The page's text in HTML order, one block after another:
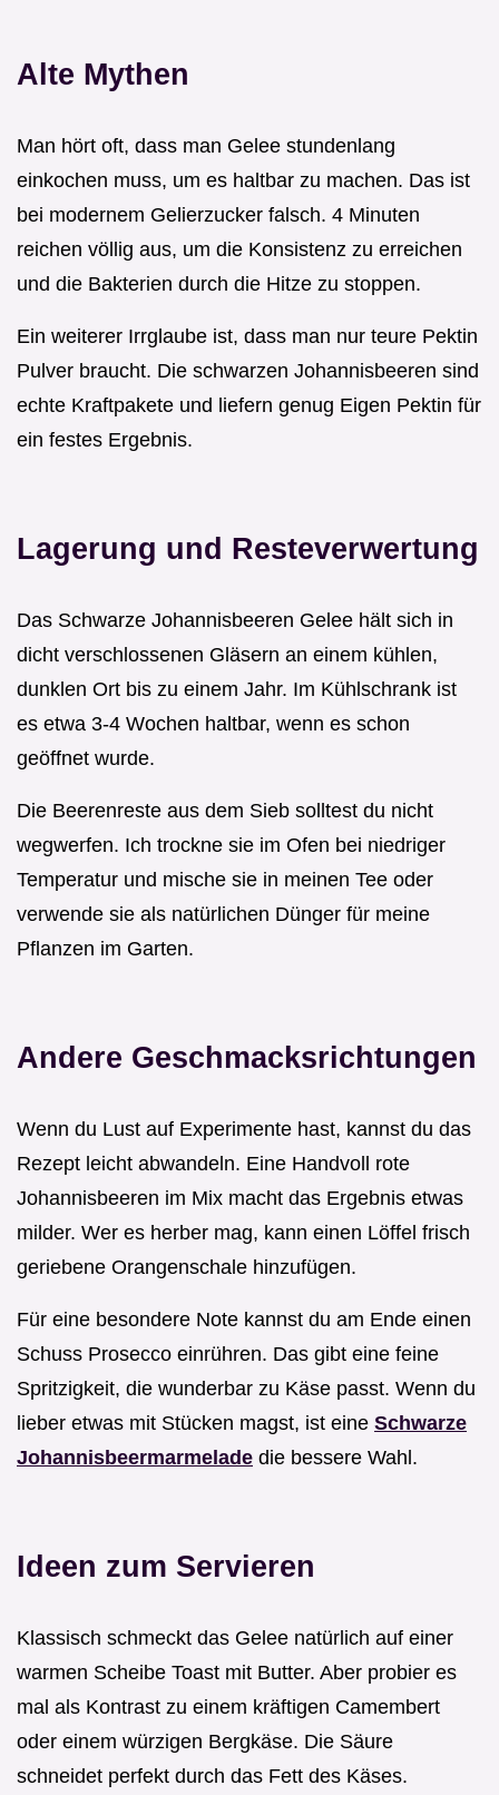
Alte Mythen
Man hört oft, dass man Gelee stundenlang
einkochen muss, um es haltbar zu machen. Das ist
bei modernem Gelierzucker falsch. 4 Minuten
reichen völlig aus, um die Konsistenz zu erreichen
und die Bakterien durch die Hitze zu stoppen.
Ein weiterer Irrglaube ist, dass man nur teure Pektin
Pulver braucht. Die schwarzen Johannisbeeren sind
echte Kraftpakete und liefern genug Eigen Pektin für
ein festes Ergebnis.
Lagerung und Resteverwertung
Das Schwarze Johannisbeeren Gelee hält sich in
dicht verschlossenen Gläsern an einem kühlen,
dunklen Ort bis zu einem Jahr. Im Kühlschrank ist
es etwa 3-4 Wochen haltbar, wenn es schon
geöffnet wurde.
Die Beerenreste aus dem Sieb solltest du nicht
wegwerfen. Ich trockne sie im Ofen bei niedriger
Temperatur und mische sie in meinen Tee oder
verwende sie als natürlichen Dünger für meine
Pflanzen im Garten.
Andere Geschmacksrichtungen
Wenn du Lust auf Experimente hast, kannst du das
Rezept leicht abwandeln. Eine Handvoll rote
Johannisbeeren im Mix macht das Ergebnis etwas
milder. Wer es herber mag, kann einen Löffel frisch
geriebene Orangenschale hinzufügen.
Für eine besondere Note kannst du am Ende einen
Schuss Prosecco einrühren. Das gibt eine feine
Spritzigkeit, die wunderbar zu Käse passt. Wenn du
lieber etwas mit Stücken magst, ist eine Schwarze
Johannisbeermarmelade die bessere Wahl.
Ideen zum Servieren
Klassisch schmeckt das Gelee natürlich auf einer
warmen Scheibe Toast mit Butter. Aber probier es
mal als Kontrast zu einem kräftigen Camembert
oder einem würzigen Bergkäse. Die Säure
schneidet perfekt durch das Fett des Käses.